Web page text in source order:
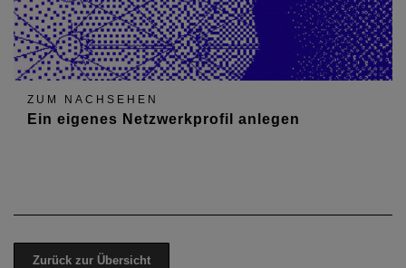
ZUM NACHSEHEN
Ein eigenes Netzwerkprofil anlegen
Zurück zur Übersicht